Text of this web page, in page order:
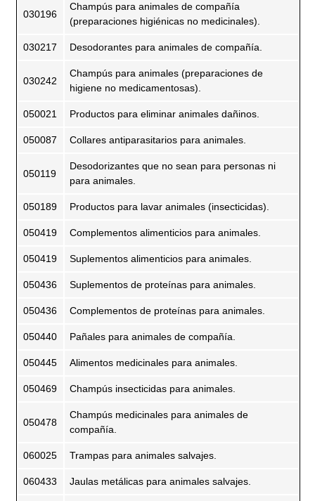
030196
Champús para animales de compañía
(preparaciones higiénicas no medicinales).
030217 Desodorantes para animales de compañía.
030242
Champús para animales (preparaciones de
higiene no medicamentosas).
050021 Productos para eliminar animales dañinos.
050087 Collares antiparasitarios para animales.
050119
Desodorizantes que no sean para personas ni
para animales.
050189 Productos para lavar animales (insecticidas).
050419 Complementos alimenticios para animales.
050419 Suplementos alimenticios para animales.
050436 Suplementos de proteínas para animales.
050436 Complementos de proteínas para animales.
050440 Pañales para animales de compañía.
050445 Alimentos medicinales para animales.
050469 Champús insecticidas para animales.
050478
Champús medicinales para animales de
compañía.
060025 Trampas para animales salvajes.
060433 Jaulas metálicas para animales salvajes.